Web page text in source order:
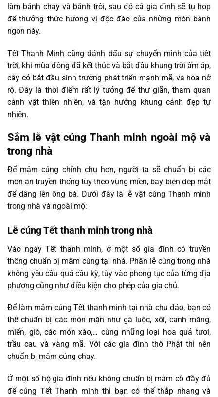
làm bánh chay và bánh trôi, sau đó cả gia đình sẽ tụ họp
để thưởng thức hương vị độc đáo của những món bánh
ngon này.
Tết Thanh Minh cũng đánh dấu sự chuyển mình của tiết
trời, khi mùa đông đã kết thúc và bắt đầu khung trời ấm áp,
cây cỏ bắt đầu sinh trưởng phát triển mạnh mẽ, và hoa nở
rộ. Đây là thời điểm rất lý tưởng để thư giãn, tham quan
cảnh vật thiên nhiên, và tận hưởng khung cảnh đẹp tự
nhiên.
Sắm lễ vật cúng Thanh minh ngoài mộ và
trong nhà
Để mâm cúng chỉnh chu hơn, người ta sẽ chuẩn bị các
món ăn truyền thống tùy theo vùng miền, bày biện đẹp mắt
để dâng lên ông bà. Dưới đây là lễ vật cúng Thanh minh
trong nhà và ngoài mộ:
Lễ cúng Tết thanh minh trong nhà
Vào ngày Tết thanh minh, ở một số gia đình có truyền
thống chuẩn bị mâm cúng tại nhà. Phần lễ cúng trong nhà
không yêu cầu quá cầu kỳ, tùy vào phong tục của từng địa
phương cũng như điều kiện cho phép của gia chủ.
Để làm mâm cúng Tết thanh minh tại nhà chu đáo, bạn có
thể chuẩn bị các món mặn như gà luộc, xôi, canh măng,
miến, giò, các món xào,… cùng những loại hoa quả tươi,
trầu cau và vàng mã. Với các gia đình thờ Phật thì nên
chuẩn bị mâm cúng chay.
Ở một số hộ gia đình nếu không chuẩn bị mâm cỗ đầy đủ
để cúng Tết Thanh minh thì bạn có thể thắp nhang và